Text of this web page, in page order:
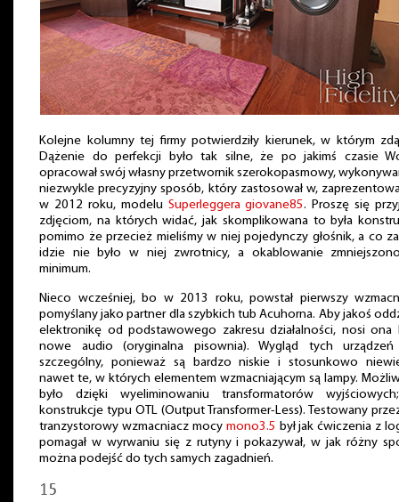
Kolejne kolumny tej firmy potwierdziły kierunek, w którym
Dążenie do perfekcji było tak silne, że po jakimś czasie
opracował swój własny przetwornik szerokopasmowy,
niezwykle precyzyjny sposób, który zastosował w,
w 2012 roku, modelu Superleggera giovane85. Proszę się
zdjęciom, na których widać, jak skomplikowana to była
pomimo że przecież mieliśmy w niej pojedynczy głośnik, a co
idzie nie było w niej zwrotnicy, a okablowanie
minimum.
Nieco wcześniej, bo w 2013 roku, powstał pierwszy
pomyślany jako partner dla szybkich tub Acuhorna. Aby jakoś
elektronikę od podstawowego zakresu działalności, nosi ona
nowe audio (oryginalna pisownia). Wygląd tych
szczególny, ponieważ są bardzo niskie i stosunkowo
nawet te, w których elementem wzmacniającym są lampy.
było dzięki wyeliminowaniu transformatorów
konstrukcje typu OTL (Output Transformer-Less). Testowany
tranzystorowy wzmacniacz mocy mono3.5 był jak ćwiczenia z
pomagał w wyrwaniu się z rutyny i pokazywał, w jak różny
można podejść do tych samych zagadnień.
15